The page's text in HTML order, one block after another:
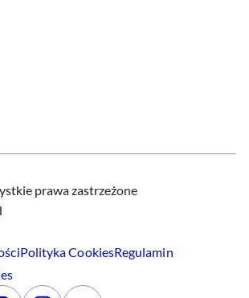
prawa zastrzeżone
PolitykaCookiesRegulamin